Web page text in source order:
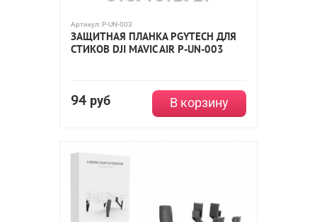
Артикул: P-UN-003
ЗАЩИТНАЯ ПЛАНКА PGYTECH ДЛЯ
СТИКОВ DJI MAVIC AIR P-UN-003
94 руб В корзину